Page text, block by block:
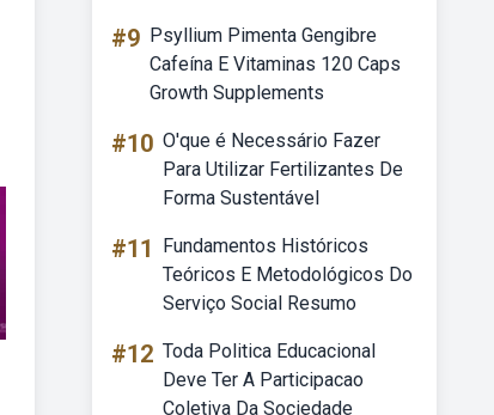
#9 Psyllium Pimenta Gengibre
Cafeína E Vitaminas 120 Caps
Growth Supplements
#10 O'que é Necessário Fazer
Para Utilizar Fertilizantes De
Forma Sustentável
#11
Fundamentos Históricos
Teóricos E Metodológicos Do
Serviço Social Resumo
#12 Toda Politica Educacional
Deve Ter A Participacao
Coletiva Da Sociedade